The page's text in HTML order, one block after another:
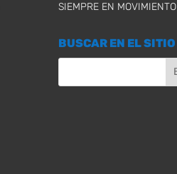
SIEMPRE EN MOVIMIENTO
BUSCAR EN EL SITIO